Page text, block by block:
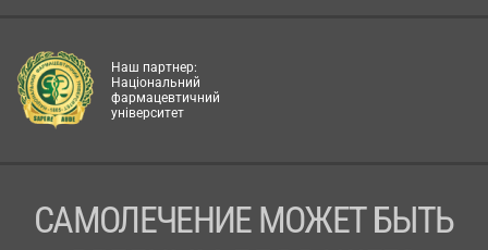
Наш партнер:
Національний
фармацевтичний
університет
САМОЛЕЧЕНИЕ МОЖЕТ БЫТЬ